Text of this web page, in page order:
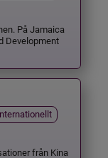
På Jamaica
Development
från Kina